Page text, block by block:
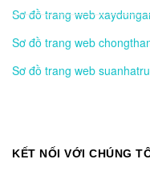
Sơ đồ trang web
Sơ đồ trang web
Sơ đồ trang web
KẾT NỐI VỚI CHÚNG